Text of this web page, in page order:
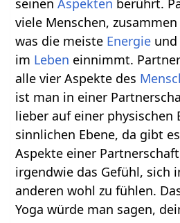
seinenAspekten berührt.
viele Menschen,
was die meiste Energie
im Leben einnimmt.
alle vier Aspekte des
ist man in einer
lieber auf einer physischen
sinnlichen Ebene, da gibt
Aspekte einer
irgendwie das Gefühl, sich
anderen wohl zu fühlen.
Yoga würde man sagen,